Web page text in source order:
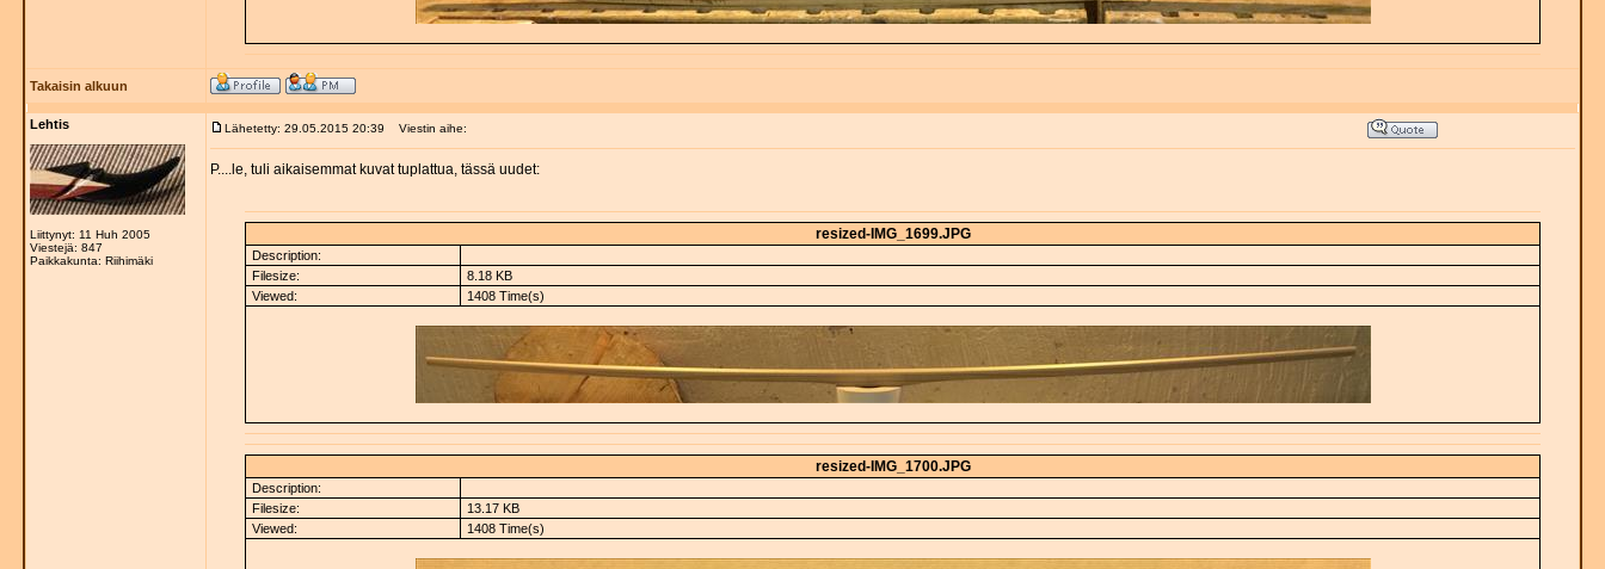
Takaisin alkuun
Lehtis
Liittynyt: 11 Huh 2005
Viestejä: 847
Paikkakunta: Riihimäki
Lähetetty: 29.05.2015 20:39 Viestin aihe:
P....le, tuli aikaisemmat kuvat tuplattua, tässä uudet:
resized-IMG_1699.JPG
Description:
Filesize:
8.18 KB
Viewed:
1408 Time(s)
resized-IMG_1700.JPG
Description:
Filesize:
13.17 KB
Viewed:
1408 Time(s)